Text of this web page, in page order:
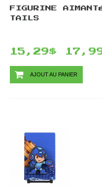
FIGURINE
TAILS
15,29$
AJOUT AU PANIER